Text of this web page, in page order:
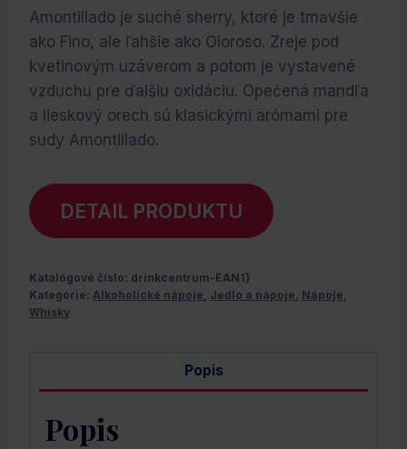
Amontillado je suché sherry, ktoré je tmavšie
ako Fino, ale ľahšie ako Oloroso. Zreje pod
kvetinovým uzáverom a potom je vystavené
vzduchu pre ďalšiu oxidáciu. Opečená mandľa
a lieskový orech sú klasickými arómami pre
sudy Amontillado.
DETAIL PRODUKTU
Katalógové číslo: drinkcentrum-EAN1}
Kategórie: Alkoholické nápoje, Jedlo a nápoje, Nápoje,
Whisky
Popis
Popis